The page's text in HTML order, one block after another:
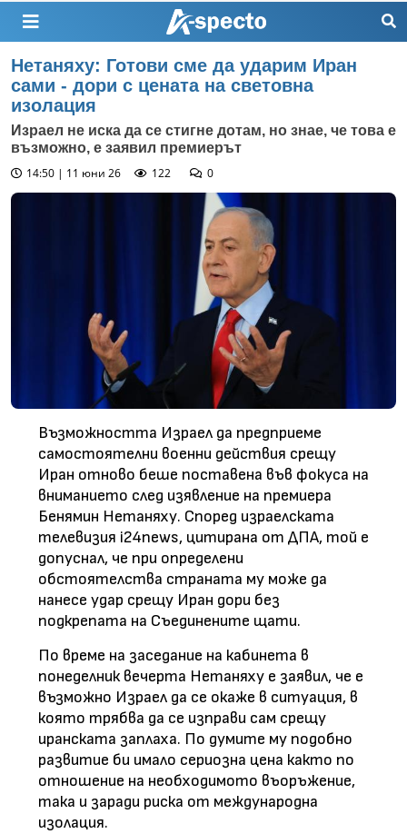
Нетаняху: Готови сме да ударим Иран
сами - дори с цената на световна
изолация
Израел не иска да се стигне дотам, но знае, че това е
възможно, е заявил премиерът
14:50 | 11 юни 26
122 0
Възможността Израел да предприеме
самостоятелни военни действия срещу
Иран отново беше поставена във фокуса на
вниманието след изявление на премиера
Бенямин Нетаняху. Според израелската
телевизия i24news, цитирана от ДПА, той е
допуснал, че при определени
обстоятелства страната му може да
нанесе удар срещу Иран дори без
подкрепата на Съединените щати.
По време на заседание на кабинета в
понеделник вечерта Нетаняху е заявил, че е
възможно Израел да се окаже в ситуация, в
която трябва да се изправи сам срещу
иранската заплаха. По думите му подобно
развитие би имало сериозна цена както по
отношение на необходимото въоръжение,
така и заради риска от международна
изолация.